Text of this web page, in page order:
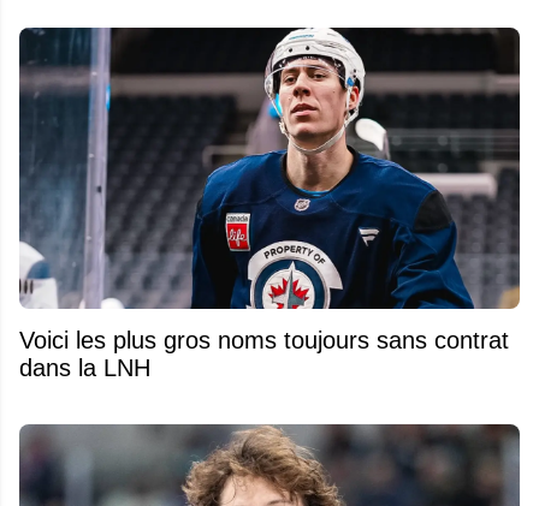
Voici les plus gros noms toujours sans contrat
dans la LNH